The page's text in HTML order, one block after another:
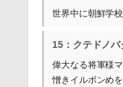
世界中に朝鮮学
15：クテドノ
偉大なる将軍様
憎きイルボンめ